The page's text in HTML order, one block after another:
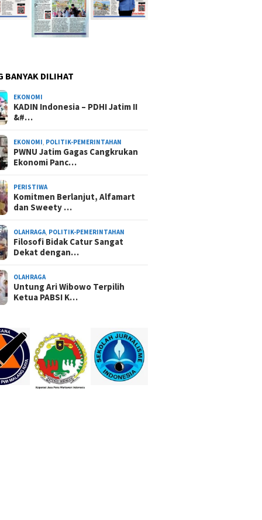
BANYAK DILIHAT
EKONOMI
KADIN Indonesia – PDHI Jatim II
&#…
EKONOMI, POLITIK-PEMERINTAHAN
PWNU Jatim Gagas Cangkrukan
Ekonomi Panc…
PERISTIWA
Komitmen Berlanjut, Alfamart
dan Sweety …
OLAHRAGA, POLITIK-PEMERINTAHAN
Filosofi Bidak Catur Sangat
Dekat dengan…
OLAHRAGA
Untung Ari Wibowo Terpilih
Ketua PABSI K…